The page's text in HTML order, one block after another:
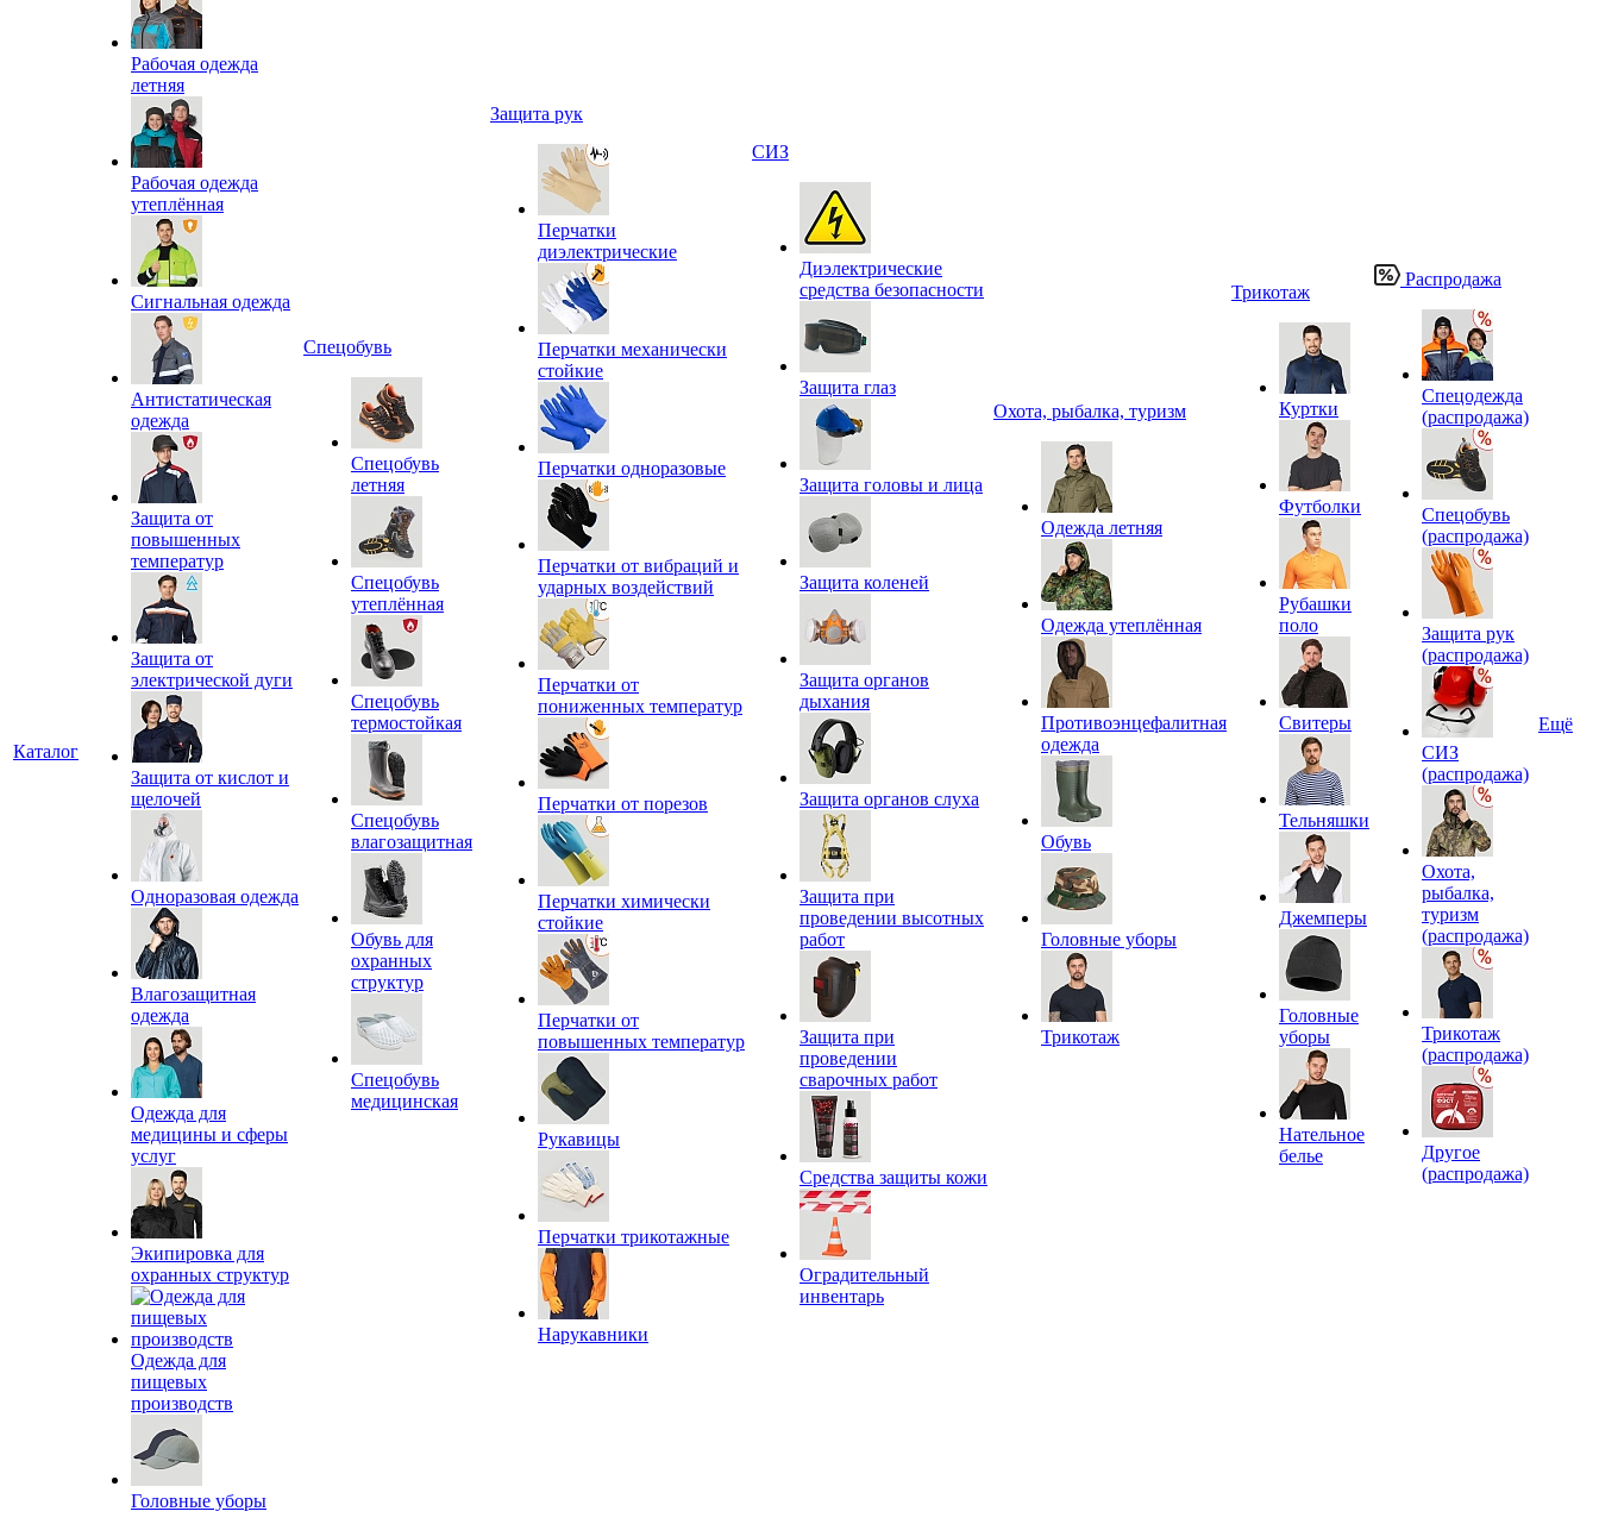
Каталог
Рабочая одежда
летняя
Рабочая одежда
утеплённая
Сигнальная одежда
Антистатическая
одежда
Защита от
повышенных
температур
Защита от
электрической дуги
Защита от кислот и
щелочей
Одноразовая одежда
Влагозащитная
одежда
Одежда для
медицины и сферы
услуг
Экипировка для
охранных структур
Одежда для
пищевых
производств
Головные уборы
Спецобувь
Спецобувь
летняя
Спецобувь
утеплённая
Спецобувь
термостойкая
Спецобувь
влагозащитная
Обувь для
охранных
структур
Спецобувь
медицинская
Защита рук
Перчатки
диэлектрические
Перчатки механически
стойкие
Перчатки одноразовые
Перчатки от вибраций и
ударных воздействий
Перчатки от
пониженных температур
Перчатки от порезов
Перчатки химически
стойкие
Перчатки от
повышенных температур
Рукавицы
Перчатки трикотажные
Нарукавники
СИЗ
Диэлектрические
средства безопасности
Защита глаз
Защита головы и лица
Защита коленей
Защита органов
дыхания
Защита органов слуха
Защита при
проведении высотных
работ
Защита при
проведении
сварочных работ
Средства защиты кожи
Оградительный
инвентарь
Охота, рыбалка, туризм
Одежда летняя
Одежда утеплённая
Противоэнцефалитная
одежда
Обувь
Головные уборы
Трикотаж
Трикотаж
Куртки
Футболки
Рубашки
поло
Свитеры
Тельняшки
Джемперы
Головные
уборы
Нательное
белье
Распродажа
Спецодежда
(распродажа)
Спецобувь
(распродажа)
Защита рук
(распродажа)
СИЗ
(распродажа)
Охота,
рыбалка,
туризм
(распродажа)
Трикотаж
(распродажа)
Другое
(распродажа)
Ещё